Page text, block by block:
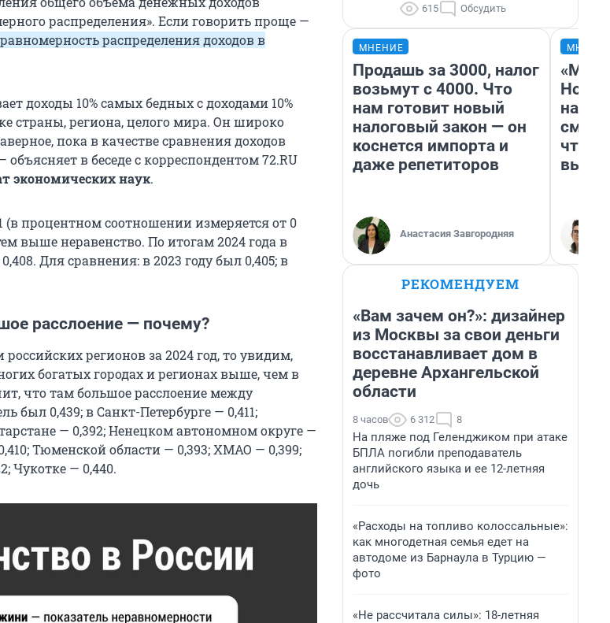
распределения». Если говорить проще —
распределения доходов в
доходы 10% самых бедных с доходами 10%
страны, региона, целого мира. Он широко
пока в качестве сравнения доходов
в беседе с корреспондентом 72.RU
экономических наук.
(в процентном соотношении измеряетсяот 0
выше неравенство. По итогам 2024 года в
Для сравнения: в 2023 году был 0,405; в
расслоение — почему?
регионов за 2024 год, то увидим,
богатых городах и регионах выше, чем в
что там большое расслоение между
был 0,439; в Санкт-Петербурге — 0,411;
— 0,392; Ненецком автономном округе —
Тюменской области — 0,393; ХМАО — 0,399;
Чукотке — 0,440.
615 Обсудить
МНЕНИЕ
Продашь за 3000, налог
возьмут с 4000. Что
нам готовит новый
налоговый закон — он
коснется импорта и
даже репетиторов
Анастасия Завгородняя
«Мы
РЕКОМЕНДУЕМ
«Вам зачем он?»: дизайнер
из Москвы за свои деньги
восстанавливает дом в
деревне Архангельской
области
8 часов 6 312 8
На пляже под Геленджиком при атаке
БПЛА погибли преподаватель
английского языка и ее 12-летняя
дочь
«Расходы на топливо колоссальные»:
как многодетная семья едет на
автодоме из Барнаула в Турцию —
фото
«Не рассчитала силы»: 18-летняя